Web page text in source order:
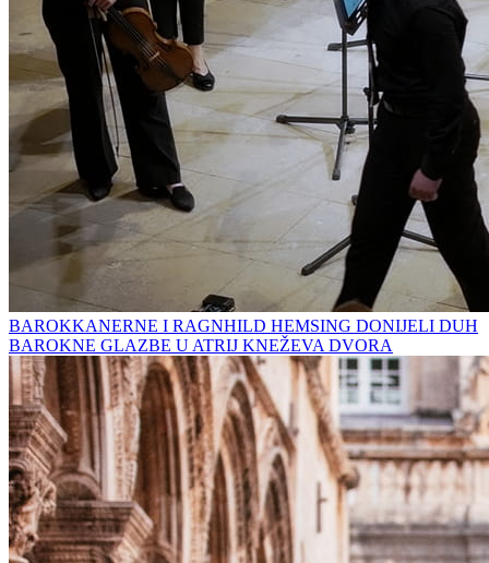
BAROKKANERNE I RAGNHILD HEMSING DONIJELI DUH
BAROKNE GLAZBE U ATRIJ KNEŽEVA DVORA